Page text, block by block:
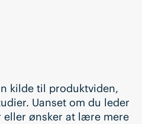
kilde til produktviden,
Uanset om du leder
ønsker at lære mere